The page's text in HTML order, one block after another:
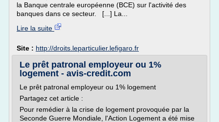
la Banque centrale européenne (BCE) sur l'activité des
banques dans ce secteur. [...] La...
Lire la suite
Site : http://droits.leparticulier.lefigaro.fr
Le prêt patronal employeur ou 1%
logement - avis-credit.com
Le prêt patronal employeur ou 1% logement
Partagez cet article :
Pour remédier à la crise de logement provoquée par la
Seconde Guerre Mondiale, l'Action Logement a été mise